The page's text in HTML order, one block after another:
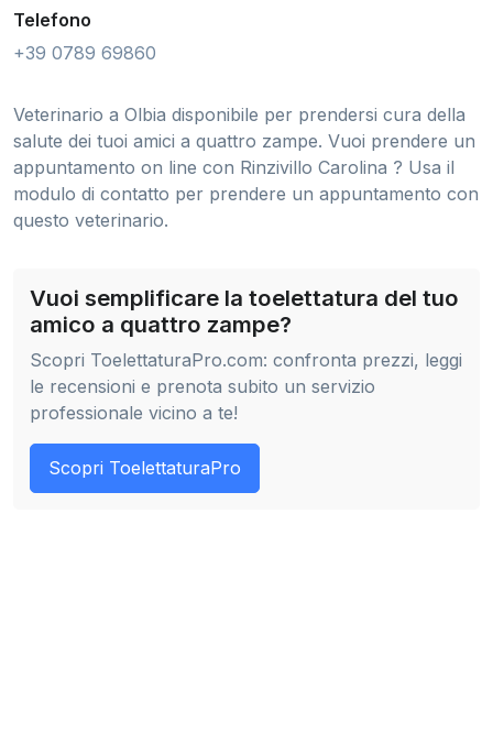
Telefono
+39 0789 69860
Veterinario a Olbia disponibile per prendersi cura della
salute dei tuoi amici a quattro zampe. Vuoi prendere un
appuntamento on line con Rinzivillo Carolina ? Usa il
modulo di contatto per prendere un appuntamento con
questo veterinario.
Vuoi semplificare la toelettatura del tuo
amico a quattro zampe?
Scopri ToelettaturaPro.com: confronta prezzi, leggi
le recensioni e prenota subito un servizio
professionale vicino a te!
Scopri ToelettaturaPro